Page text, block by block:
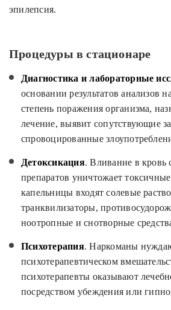
эпилепсия.
Процедуры в стационаре
Диагностика и лабораторные
основании результатов анализов
степень поражения организма,
лечение, выявит сопутствующие
спровоцированные
Детоксикация. Вливание в кровь
препаратов уничтожает
капельницы входят солевые
транквилизаторы,
ноотропные и снотворные
Психотерапия. Наркоманы
психотерапевтическом
психотерапевты оказывают
посредством убеждения или